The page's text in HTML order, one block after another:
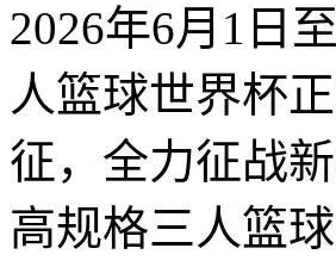
2026年6月1日
人篮球世界杯
征，全力征战
高规格三人篮